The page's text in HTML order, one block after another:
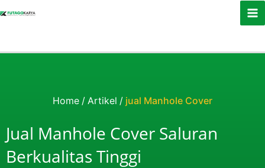
Home / Artikel / jual Manhole Cover
Jual Manhole Cover Saluran
Berkualitas Tinggi